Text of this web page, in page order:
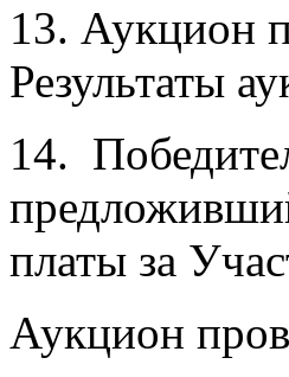
13. Аукцион
Результаты
14.
платы за
Аукцион